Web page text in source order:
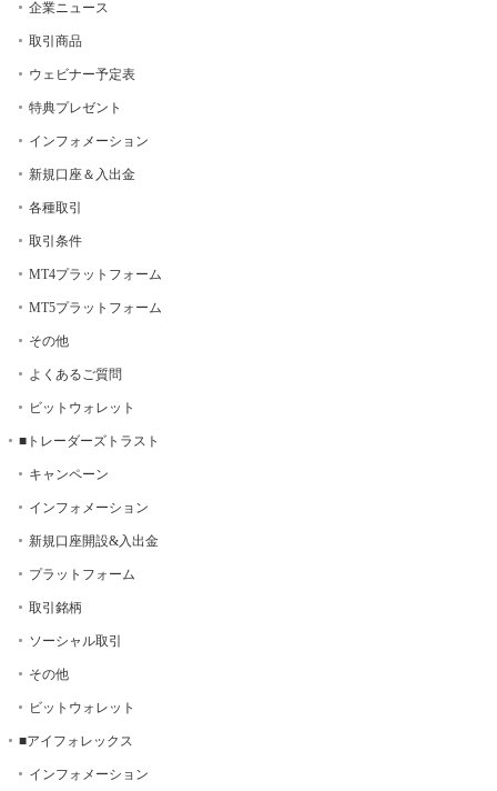
企業ニュース
取引商品
ウェビナー予定表
特典プレゼント
インフォメーション
新規口座＆入出金
各種取引
取引条件
MT4プラットフォーム
MT5プラットフォーム
その他
よくあるご質問
ビットウォレット
■トレーダーズトラスト
キャンペーン
インフォメーション
新規口座開設&入出金
プラットフォーム
取引銘柄
ソーシャル取引
その他
ビットウォレット
■アイフォレックス
インフォメーション